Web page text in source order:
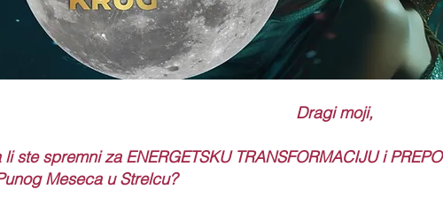
Dragi moji,
li ste spremni za ENERGETSKU TRANSFORMACIJU i
Meseca u Strelcu?